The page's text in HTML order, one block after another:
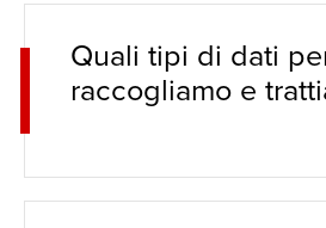
Quali tipi di dati
raccogliamo e